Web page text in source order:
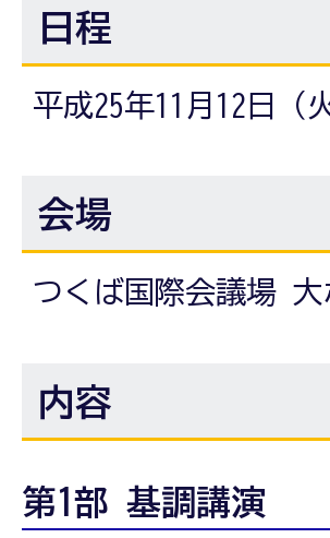
日程
平成25年11月12日（
会場
つくば国際会議場 大
内容
第1部 基調講演